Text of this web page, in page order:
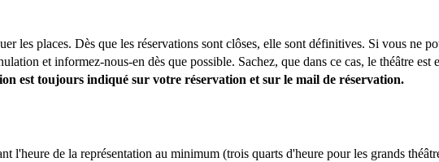
les places. Dès que les réservations sont clôses, elle sont définitives. Si vous ne
et informez-nous-en dès que possible. Sachez, que dans ce cas, le théâtre est
est toujours indiqué sur votre réservation et sur le mail de réservation.
l'heure de la représentation au minimum (trois quarts d'heure pour les grands